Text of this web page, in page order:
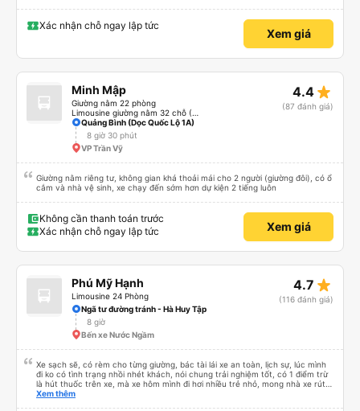
Xác nhận chỗ ngay lập tức
Xem giá
Minh Mập
Giường nằm 22 phòng
Limousine giường nằm 32 chỗ (WC)
4.4 star_rate
(87 đánh giá)
Quảng Bình (Dọc Quốc Lộ 1A)
8 giờ 30 phút
VP Trần Vỹ
Giường nằm riêng tư, không gian khá thoải mái cho 2 người (giường đôi), có ổ
cắm và nhà vệ sinh, xe chạy đến sớm hơn dự kiện 2 tiếng luôn
Không cần thanh toán trước
Xác nhận chỗ ngay lập tức
Xem giá
Phú Mỹ Hạnh
Limousine 24 Phòng
4.7 star_rate
(116 đánh giá)
Ngã tư đường tránh - Hà Huy Tập
8 giờ
Bến xe Nước Ngầm
Xe sạch sẽ, có rèm cho từng giường, bác tài lái xe an toàn, lịch sự, lúc mình
đi ko có tình trạng nhồi nhét khách, nói chung trải nghiệm tốt, có 1 điểm trừ
là hút thuốc trên xe, mà xe hôm mình đi hơi nhiều trẻ nhỏ, mong nhà xe rút
kinh nghiệm khi đọc đc bình luận này
Xem thêm